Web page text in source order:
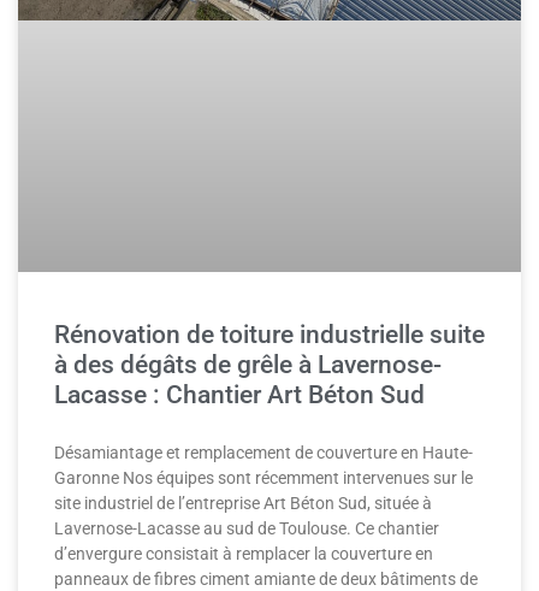
Rénovation de toiture industrielle suite
à des dégâts de grêle à Lavernose-
Lacasse : Chantier Art Béton Sud
Désamiantage et remplacement de couverture en Haute-
Garonne Nos équipes sont récemment intervenues sur le
site industriel de l’entreprise Art Béton Sud, située à
Lavernose-Lacasse au sud de Toulouse. Ce chantier
d’envergure consistait à remplacer la couverture en
panneaux de fibres ciment amiante de deux bâtiments de